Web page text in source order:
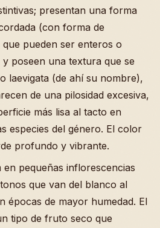
presentan una forma
(con forma de
pueden ser enteros o
poseen una textura que se
laevigata (de ahí su nombre),
de una pilosidad excesiva,
más lisa al tacto en
especies del género. El color
profundo y vibrante.
pequeñas inflorescencias
que van del blanco al
épocas de mayor humedad. El
tipo de fruto seco que